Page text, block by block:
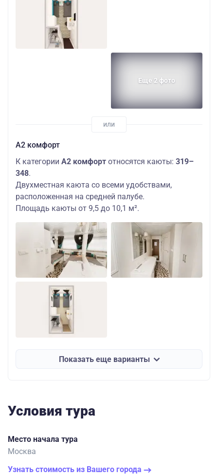
Еще 2 фото
А2 комфорт
К категории А2 комфорт относятся каюты: 319–
348.
Двухместная каюта со всеми удобствами,
расположенная на средней палубе.
Площадь каюты от 9,5 до 10,1 м².
Показать еще варианты
Условия тура
Место начала тура
Москва
Узнать стоимость из Вашего города